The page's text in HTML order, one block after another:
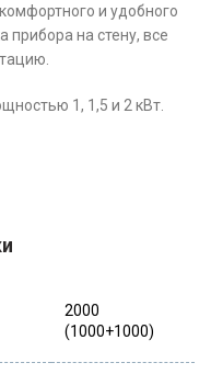
и удобного
прибора на стену, все
1, 1,5 и 2 кВт.
2000
(1000+1000)